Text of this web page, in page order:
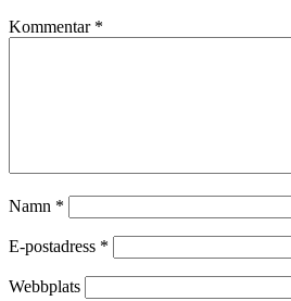
Kommentar *
Namn *
E-postadress *
Webbplats